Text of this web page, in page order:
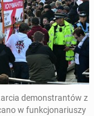
de­mon­stran­tów z
w funk­cjo­na­riu­szy